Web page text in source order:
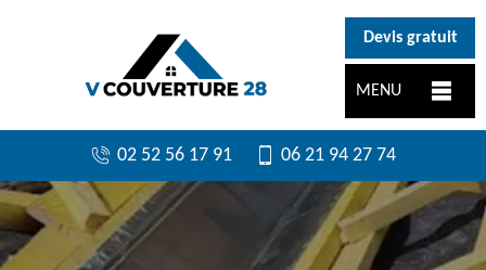
Devis gratuit
MENU
02 52 56 17 91 06 21 94 27 74